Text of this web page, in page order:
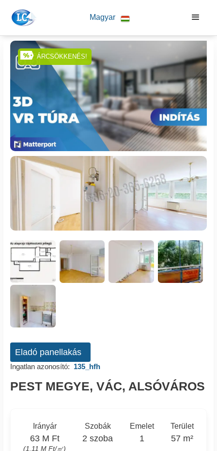
Magyar
ÁRCSÖKKENÉS!
Eladó panellakás
Ingatlan azonosító: 135_hfh
PEST MEGYE, VÁC, ALSÓVÁROS
Irányár
63 M Ft
(1.11 M Ft/㎡)
Szobák
2 szoba
Emelet
1
Terület
57 m²